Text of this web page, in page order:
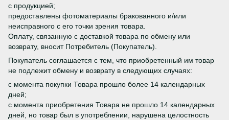
с продукцией;
предоставлены фотоматериалы бракованного и/или
неисправного с его точки зрения товара.
Оплату, связанную с доставкой товара по обмену или
возврату, вносит Потребитель (Покупатель).
Покупатель соглашается с тем, что приобретенный им товар
не подлежит обмену и возврату в следующих случаях:
с момента покупки Товара прошло более 14 календарных
дней;
с момента приобретения Товара не прошло 14 календарных
дней, но товар был в употреблении, нарушена целостность